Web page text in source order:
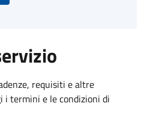
requisiti e altre
termini e le condizioni di